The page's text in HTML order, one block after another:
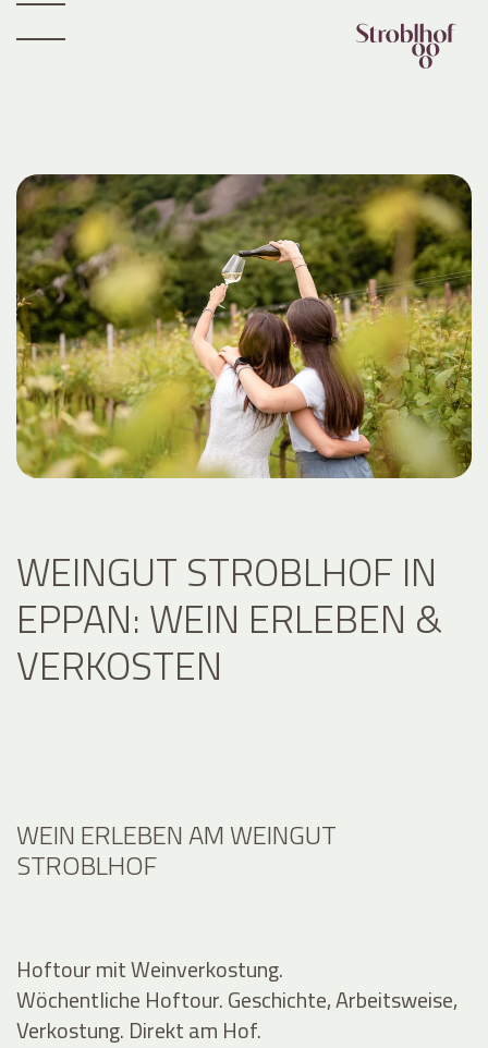
WEINGUT STROBLHOF IN
EPPAN: WEIN ERLEBEN &
VERKOSTEN
WEIN ERLEBEN AM WEINGUT
STROBLHOF
Hoftour mit Weinverkostung.
Wöchentliche Hoftour. Geschichte, Arbeitsweise,
Verkostung. Direkt am Hof.